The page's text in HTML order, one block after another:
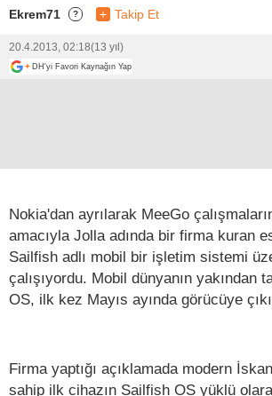
Ekrem71 ? + Takip Et
20.4.2013, 02:18(13 yıl)
+ DH'yi Favori Kaynağın Yap
Nokia'dan ayrılarak MeeGo
amacıyla Jolla adında bir firma kuran
Sailfish adlı mobil bir işletim sistemi
çalışıyordu. Mobil dünyanın yakından
OS, ilk kez Mayıs ayında görücüye
Firma yaptığı açıklamada modern
sahip ilk cihazın Sailfish OS yüklü